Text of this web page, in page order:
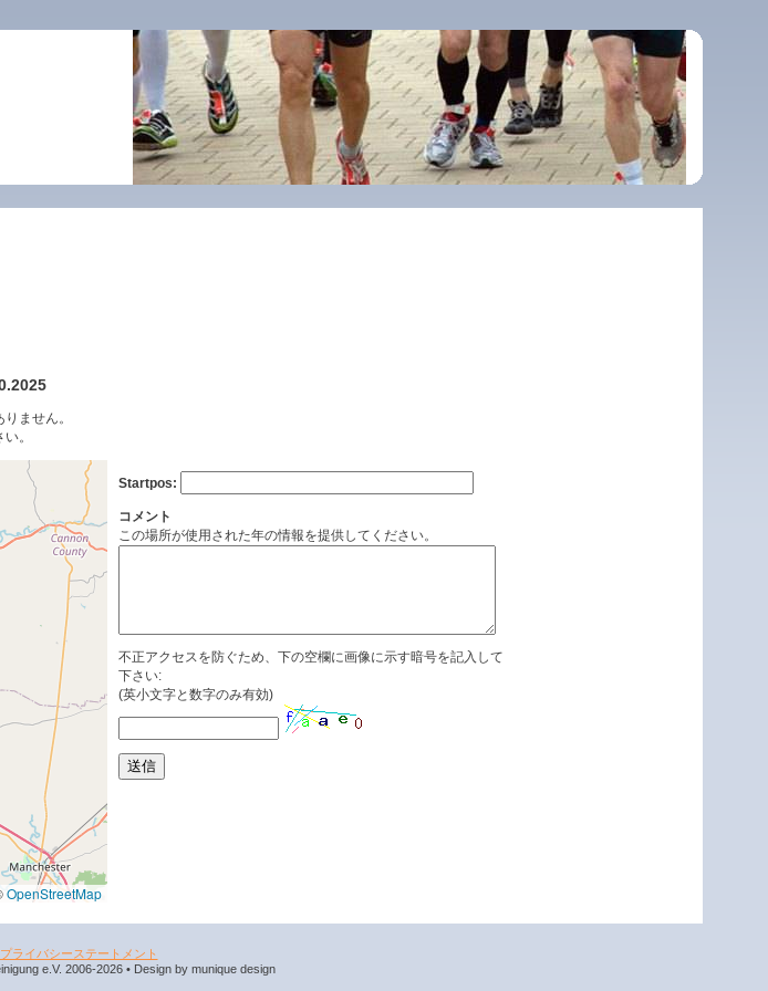
ません。
。
OpenStreetMap
Startpos:
コメント
この場所が使用された年の情報を提供してください。
不正アクセスを防ぐため、下の空欄に画像に示す暗号を記入して
下さい:
(英小文字と数字のみ有効)
ライバシーステートメント
e.V. 2006-2026 • Design by munique design